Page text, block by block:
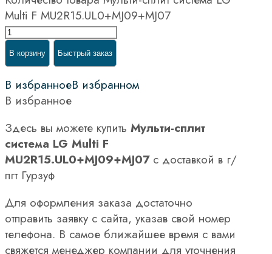
Multi F MU2R15.UL0+MJ09+MJ07
В корзину Быстрый заказ
В избранноеВ избранном
В избранное
Здесь вы можете купить Мульти-сплит
система LG Multi F
MU2R15.UL0+MJ09+MJ07с доставкой в г/
пгт Гурзуф
Для оформления заказа достаточно
отправить заявку с сайта, указав свой номер
телефона. В самое ближайшее время с вами
свяжется менеджер компании для уточнения